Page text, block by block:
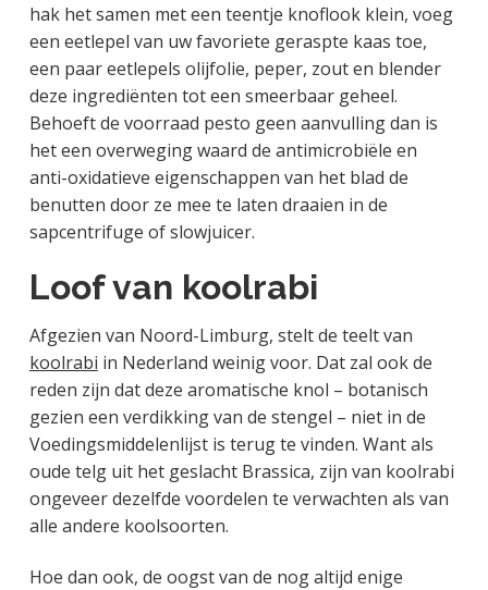
hak het samen met een teentje knoflook klein, voeg
een eetlepel van uw favoriete geraspte kaas toe,
een paar eetlepels olijfolie, peper, zout en blender
deze ingrediënten tot een smeerbaar geheel.
Behoeft de voorraad pesto geen aanvulling dan is
het een overweging waard de antimicrobiële en
anti-oxidatieve eigenschappen van het blad de
benutten door ze mee te laten draaien in de
sapcentrifuge of slowjuicer.
Loof van koolrabi
Afgezien van Noord-Limburg, stelt de teelt van
koolrabi in Nederland weinig voor. Dat zal ook de
reden zijn dat deze aromatische knol – botanisch
gezien een verdikking van de stengel – niet in de
Voedingsmiddelenlijst is terug te vinden. Want als
oude telg uit het geslacht Brassica, zijn van koolrabi
ongeveer dezelfde voordelen te verwachten als van
alle andere koolsoorten.
Hoe dan ook, de oogst van de nog altijd enige